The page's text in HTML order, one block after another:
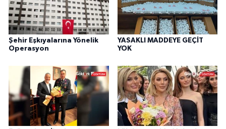
Şehir Eşkıyalarına Yönelik
Operasyon
YASAKLI MADDEYE GEÇİT
YOK